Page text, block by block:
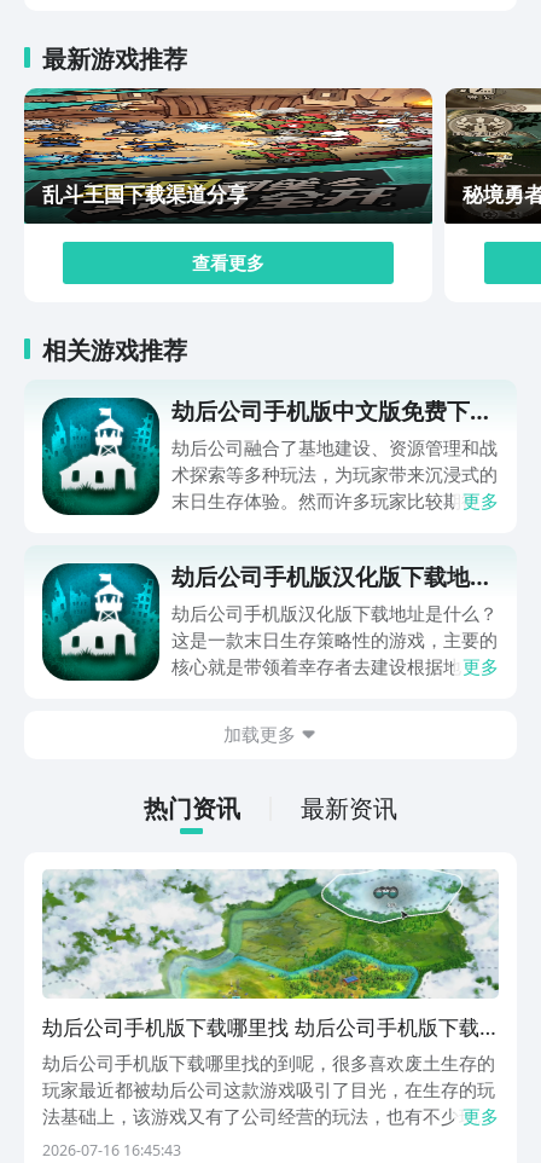
所以还是值得大家关注的，另外游戏的重玩价值也比较
高，如果大家喜欢末日策略还有模拟经营，就千万不要错
过。
最新游戏推荐
乱斗王国下载渠道分享
查看更多
秘境勇
相关游戏推荐
劫后公司手机版中文版免费下载
方法是什么
劫后公司融合了基地建设、资源管理和战
术探索等多种玩法，为玩家带来沉浸式的
末日生存体验。然而许多玩家比较期待的
戏的下载方法，若想亲自体验，最便捷高
效的方法就是前往九游平台下载。是目前
手游福利最多的平台，属于阿里巴巴灵犀
互娱旗下产品，大平台有保障，目前玩手
更多
劫后公司手机版汉化版下载地址
是什么
劫后公司手机版汉化版下载地址是什么？
这是一款末日生存策略性的游戏，主要的
核心就是带领着幸存者去建设根据地，然
自然就需要掌握一些技巧。下面就为大家
可以通过以下的链接下载游戏。
更多
加载更多
热门资讯 最新资讯
劫后公司手机版下载哪里找 劫后公司手机版下载
安装链接分享
劫后公司手机版下载哪里找的到呢，很多喜欢废土生存的
玩家最近都被劫后公司这款游戏吸引了目光，在生存的玩
法基础上，该游戏又有了公司经营的玩法，也有不少玩
家，刚刷完游戏实况就急着找资源，绕了不少弯路还踩了
更多
2026-07-16 16:45:43